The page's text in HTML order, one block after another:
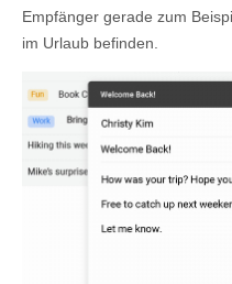
Empfänger gerade zum
im Urlaub befinden.